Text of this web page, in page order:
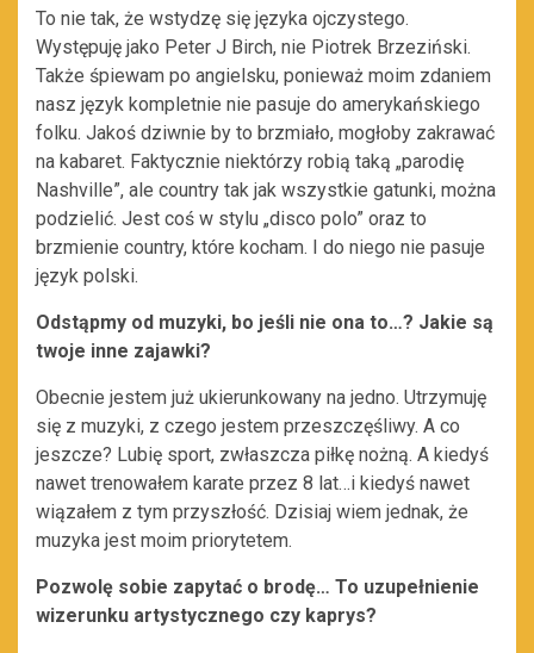
To nie tak, że wstydzę się języka ojczystego.
Występuję jako Peter J Birch, nie Piotrek Brzeziński.
Także śpiewam po angielsku, ponieważ moim zdaniem
nasz język kompletnie nie pasuje do amerykańskiego
folku. Jakoś dziwnie by to brzmiało, mogłoby zakrawać
na kabaret. Faktycznie niektórzy robią taką „parodię
Nashville”, ale country tak jak wszystkie gatunki, można
podzielić. Jest coś w stylu „disco polo” oraz to
brzmienie country, które kocham. I do niego nie pasuje
język polski.
Odstąpmy od muzyki, bo jeśli nie ona to…? Jakie są
twoje inne zajawki?
Obecnie jestem już ukierunkowany na jedno. Utrzymuję
się z muzyki, z czego jestem przeszczęśliwy. A co
jeszcze? Lubię sport, zwłaszcza piłkę nożną. A kiedyś
nawet trenowałem karate przez 8 lat…i kiedyś nawet
wiązałem z tym przyszłość. Dzisiaj wiem jednak, że
muzyka jest moim priorytetem.
Pozwolę sobie zapytać o brodę… To uzupełnienie
wizerunku artystycznego czy kaprys?